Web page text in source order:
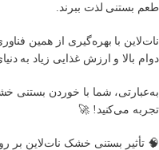
طعم بستنی لذت ببرند.
نات‌لاین با بهره‌گیری از همین
دوام بالا و ارزش غذایی زیاد به
به‌عبارتی، شما با خوردن بستنی
تجربه می‌کنید! 🚀
🧠 تأثیر بستنی خشک نات‌لاین بر